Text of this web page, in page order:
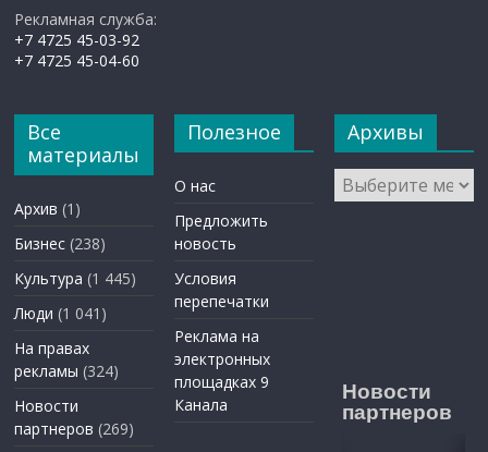
Рекламная служба:
+7 4725 45-03-92
+7 4725 45-04-60
Все
материалы
Архив (1)
Бизнес (238)
Культура (1 445)
Люди (1 041)
На правах
рекламы (324)
Новости
партнеров (269)
Полезное
О нас
Предложить
новость
Условия
перепечатки
Реклама на
электронных
площадках 9
Канала
Архивы
Архивы
Новости
партнеров